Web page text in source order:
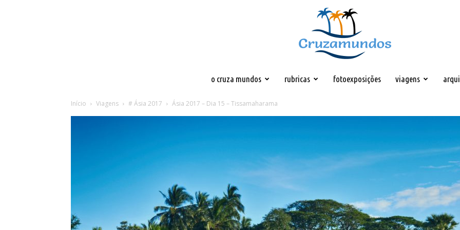
o cruza mundos rubricas fotoexposições viagens
Início Viagens # Ásia 2017 Ásia 2017 – Dia 15 – Tissamaharama